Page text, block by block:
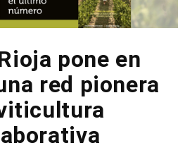
pone en
red pionera